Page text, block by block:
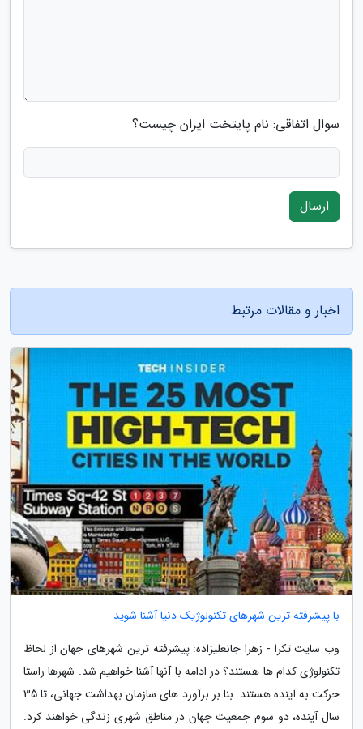
سوال اتفاقی: نام پایتخت ایران چیست؟
ارسال
اخبار و مقالات مرتبط
با پیشرفته ترین شهرهای تکنولوژیک دنیا آشنا شوید
وب سایت تکرا - زهرا جانعلیزاده: پیشرفته ترین شهرهای جهان از لحاظ
تکنولوژی کدام ها هستند؟ در ادامه با آنها آشنا خواهیم شد. شهرها راستا
حرکت به آینده هستند. بنا بر برآورد های سازمان بهداشت جهانی، تا 35
سال آینده، دو سوم جمعیت جهان در مناطق شهری زندگی خواهند کرد.